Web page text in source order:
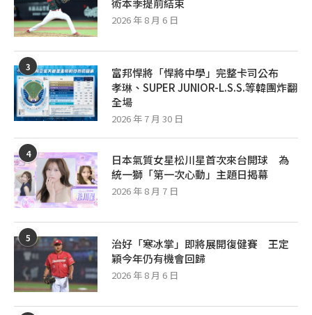
術本季提前結束
2026 年 8 月 6 日
3
富邦悍將「悍將中學」完整卡司公布
孝琳、SUPER JUNIOR-L.S.S.等韓團炸翻
全場
2026 年 7 月 30 日
4
日本氣質女星松川星首次來台開球 為
統一獅「第一次心動」主題日揭幕
2026 年 8 月 7 日
5
治好「寒冰掌」即將展開復健賽 王定
穎今年仍有機會回歸
2026 年 8 月 6 日